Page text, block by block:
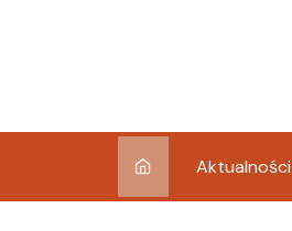
Aktualności